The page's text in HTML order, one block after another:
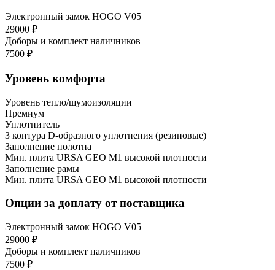
Электронный замок HOGO V05
29000 ₽
Доборы и комплект наличников
7500 ₽
Уровень комфорта
Уровень тепло/шумоизоляции
Премиум
Уплотнитель
3 контура D-образного уплотнения (резиновые)
Заполнение полотна
Мин. плита URSA GEO М1 высокой плотности
Заполнение рамы
Мин. плита URSA GEO М1 высокой плотности
Опции за доплату от поставщика
Электронный замок HOGO V05
29000 ₽
Доборы и комплект наличников
7500 ₽